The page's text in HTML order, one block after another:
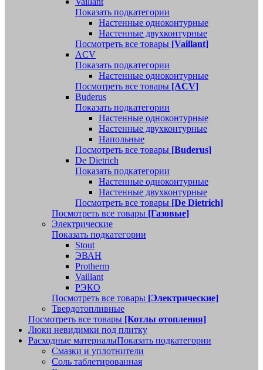
Показать подкатегории
Настенные одноконтурные
Настенные двухконтурные
Посмотреть все товары [Vaillant]
ACV
Показать подкатегории
Настенные одноконтурные
Посмотреть все товары [ACV]
Buderus
Показать подкатегории
Настенные одноконтурные
Настенные двухконтурные
Напольные
Посмотреть все товары [Buderus]
De Dietrich
Показать подкатегории
Настенные одноконтурные
Настенные двухконтурные
Посмотреть все товары [De Dietrich]
Посмотреть все товары [Газовые]
Электрические
Показать подкатегории
Stout
ЭВАН
Protherm
Vaillant
РЭКО
Посмотреть все товары [Электрические]
Твердотопливные
Посмотреть все товары [Котлы отопления]
Люки невидимки под плитку
Расходные материалыПоказать подкатегории
Смазки и уплотнители
Соль таблетированная